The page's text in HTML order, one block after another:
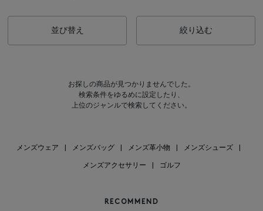
並び替え 絞り込む
お探しの商品が見つかりませんでした。
検索条件をゆるめに設定したり、
上位のジャンルで検索してください。
メンズウェア メンズバッグ メンズ革小物 メンズシューズ
メンズアクセサリー ゴルフ
RECOMMEND